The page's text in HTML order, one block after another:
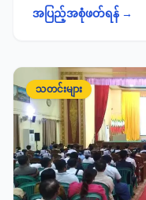
လက်ကမ်းစာစောင်
စားသုံးသူအခွင့်အရေးမျ
ဦးဆောင်၍ ခရိုင်စီမံ ခ
များ၊ ခရိုင်/ မြို့နယ်စာ
သူများနှင့်အတူ ဆောင်ရွ
သို့ အသိပညာပေးလက်ကမ်း
ဝေပေးခဲ့ကြောင်း သတ
အပြည့်အစုံဖတ်ရန် →
သတင်းများ